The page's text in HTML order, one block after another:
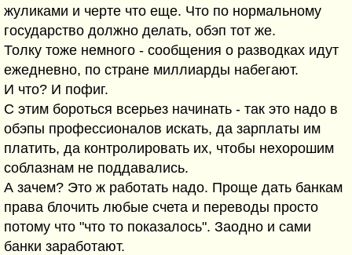
жуликами и черте что еще. Что по нормальному
государство должно делать, обэп тот же.
Толку тоже немного - сообщения о разводках идут
ежедневно, по стране миллиарды набегают.
И что? И пофиг.
С этим бороться всерьез начинать - так это надо в
обэпы профессионалов искать, да зарплаты им
платить, да контролировать их, чтобы нехорошим
соблазнам не поддавались.
А зачем? Это ж работать надо. Проще дать банкам
права блочить любые счета и переводы просто
потому что "что то показалось". Заодно и сами
банки заработают.